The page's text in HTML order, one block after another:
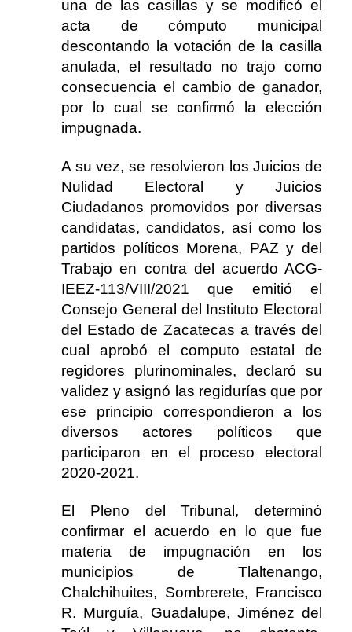
una de las casillas y se modificó el
acta de cómputo municipal
descontando la votación de la casilla
anulada, el resultado no trajo como
consecuencia el cambio de ganador,
por lo cual se confirmó la elección
impugnada.
A su vez, se resolvieron los Juicios de
Nulidad Electoral y Juicios
Ciudadanos promovidos por diversas
candidatas, candidatos, así como los
partidos políticos Morena, PAZ y del
Trabajo en contra del acuerdo ACG-
IEEZ-113/VIII/2021 que emitió el
Consejo General del Instituto Electoral
del Estado de Zacatecas a través del
cual aprobó el computo estatal de
regidores plurinominales, declaró su
validez y asignó las regidurías que por
ese principio correspondieron a los
diversos actores políticos que
participaron en el proceso electoral
2020-2021.
El Pleno del Tribunal, determinó
confirmar el acuerdo en lo que fue
materia de impugnación en los
municipios de Tlaltenango,
Chalchihuites, Sombrerete, Francisco
R. Murguía, Guadalupe, Jiménez del